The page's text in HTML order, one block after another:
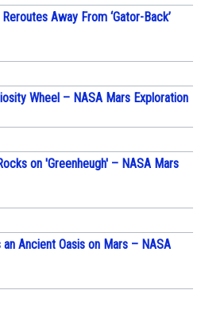
Away From ‘Gator-Back’
Wheel – NASA Mars Exploration
on 'Greenheugh' – NASA Mars
Ancient Oasis on Mars – NASA